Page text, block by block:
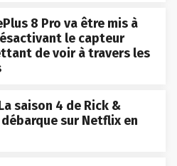
8 Pro va être mis à
le capteur
de voir à travers les
saison 4 de Rick &
sur Netflix en